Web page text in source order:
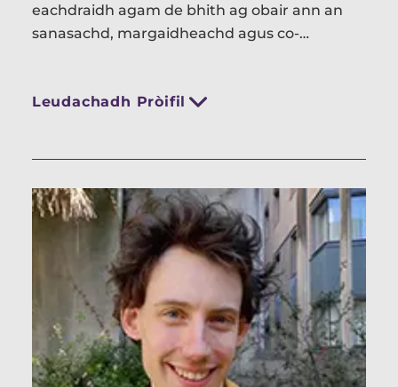
eachdraidh agam de bhith ag obair ann an
sanasachd, margaidheachd agus co-
greis uair!
Leudachadh Pròifil